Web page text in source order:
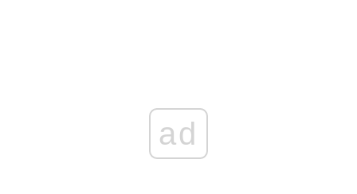
ad